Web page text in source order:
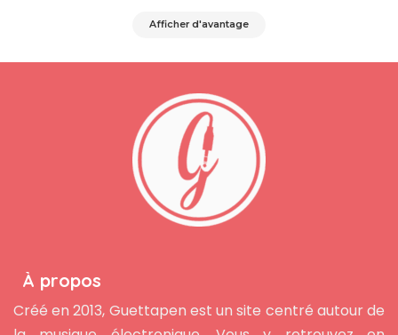
Afficher d'avantage
À propos
Créé en 2013, Guettapen est un site centré autour de